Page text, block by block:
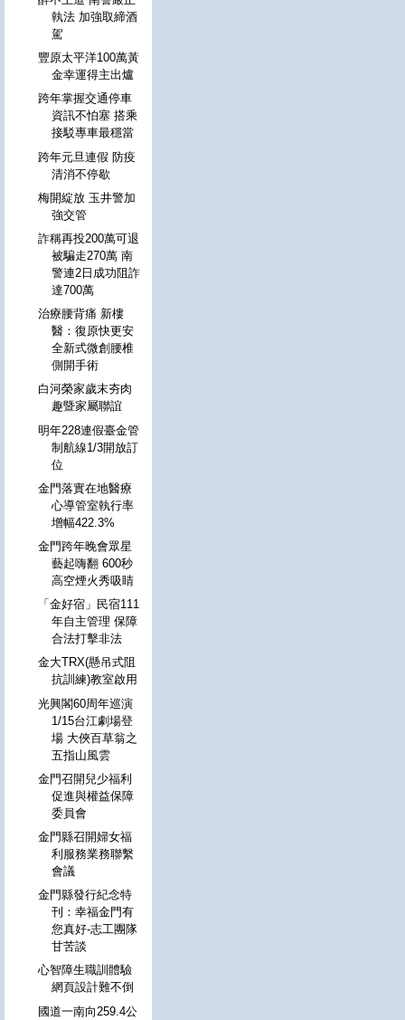
執法 加強取締酒
駕
豐原太平洋100萬黃
金幸運得主出爐
跨年掌握交通停車
資訊不怕塞 搭乘
接駁專車最穩當
跨年元旦連假 防疫
清消不停歇
梅開綻放 玉井警加
強交管
詐稱再投200萬可退
被騙走270萬 南
警連2日成功阻詐
達700萬
治療腰背痛 新樓
醫：復原快更安
全新式微創腰椎
側開手術
白河榮家歲末夯肉
趣暨家屬聯誼
明年228連假臺金管
制航線1/3開放訂
位
金門落實在地醫療
心導管室執行率
增幅422.3%
金門跨年晚會眾星
藝起嗨翻 600秒
高空煙火秀吸睛
「金好宿」民宿111
年自主管理 保障
合法打擊非法
金大TRX(懸吊式阻
抗訓練)教室啟用
光興閣60周年巡演
1/15台江劇場登
場 大俠百草翁之
五指山風雲
金門召開兒少福利
促進與權益保障
委員會
金門縣召開婦女福
利服務業務聯繫
會議
金門縣發行紀念特
刊：幸福金門有
您真好-志工團隊
甘苦談
心智障生職訓體驗
網頁設計難不倒
國道一南向259.4公